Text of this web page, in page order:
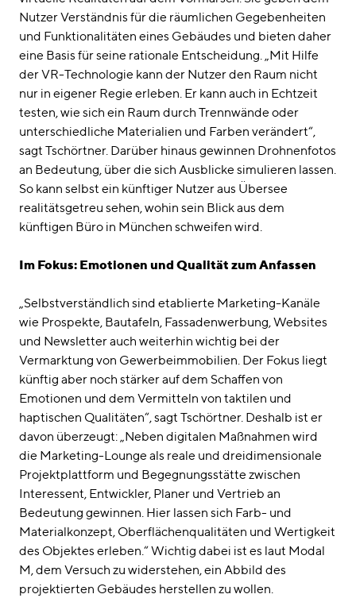
Nutzer Verständnis für die räumlichen Gegebenheiten
und Funktionalitäten eines Gebäudes und bieten daher
eine Basis für seine rationale Entscheidung. „Mit Hilfe
der VR-Technologie kann der Nutzer den Raum nicht
nur in eigener Regie erleben. Er kann auch in Echtzeit
testen, wie sich ein Raum durch Trennwände oder
unterschiedliche Materialien und Farben verändert“,
sagt Tschörtner. Darüber hinaus gewinnen Drohnenfotos
an Bedeutung, über die sich Ausblicke simulieren lassen.
So kann selbst ein künftiger Nutzer aus Übersee
realitätsgetreu sehen, wohin sein Blick aus dem
künftigen Büro in München schweifen wird.
Im Fokus: Emotionen und Qualität zum Anfassen
„Selbstverständlich sind etablierte Marketing-Kanäle
wie Prospekte, Bautafeln, Fassadenwerbung, Websites
und Newsletter auch weiterhin wichtig bei der
Vermarktung von Gewerbeimmobilien. Der Fokus liegt
künftig aber noch stärker auf dem Schaffen von
Emotionen und dem Vermitteln von taktilen und
haptischen Qualitäten“, sagt Tschörtner. Deshalb ist er
davon überzeugt: „Neben digitalen Maßnahmen wird
die Marketing-Lounge als reale und dreidimensionale
Projektplattform und Begegnungsstätte zwischen
Interessent, Entwickler, Planer und Vertrieb an
Bedeutung gewinnen. Hier lassen sich Farb- und
Materialkonzept, Oberflächenqualitäten und Wertigkeit
des Objektes erleben.“ Wichtig dabei ist es laut Modal
M, dem Versuch zu widerstehen, ein Abbild des
projektierten Gebäudes herstellen zu wollen.